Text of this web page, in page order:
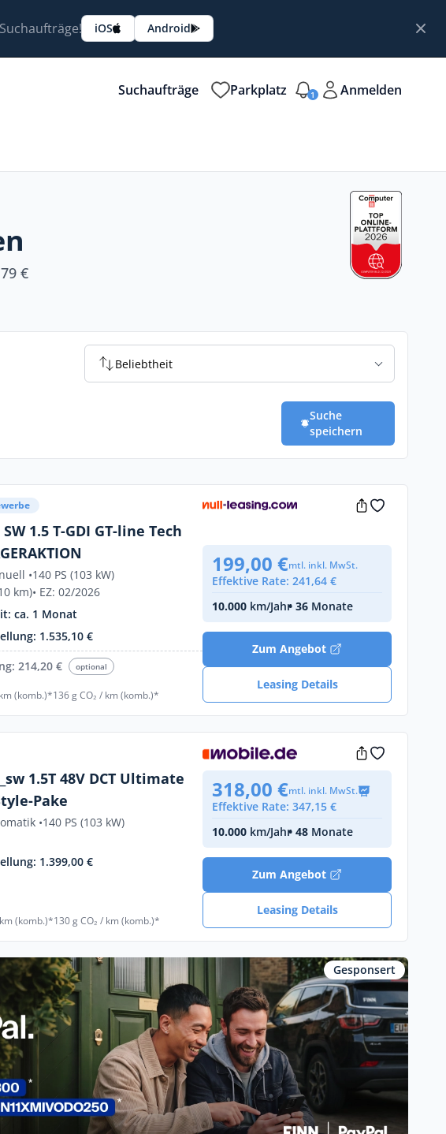
iOS Android
Suchaufträge Parkplatz 1 Anmelden
€
Beliebtheit
Suche
speichern
1.5 T-GDI GT-line Tech
•140 PS (103 kW)
km)• EZ: 02/2026
ca. 1 Monat
1.535,10 €
214,20 €
optional
(komb.)*136 g CO₂ / km (komb.)*
199,00 €mtl. inkl. MwSt.
Effektive Rate: 241,64 €
10.000 km/Jahr• 36 Monate
Zum Angebot
Leasing Details
1.5T 48V DCT Ultimate
Pake
•140 PS (103 kW)
1.399,00 €
(komb.)*130 g CO₂ / km (komb.)*
318,00 €mtl. inkl. MwSt.
Effektive Rate: 347,15 €
10.000 km/Jahr• 48 Monate
Zum Angebot
Leasing Details
Gesponsert